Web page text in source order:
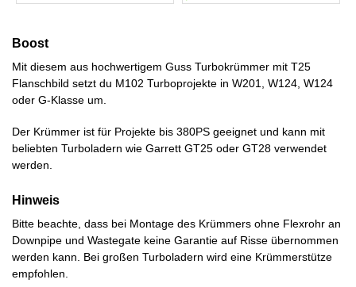
Boost
Mit diesem aus hochwertigem Guss Turbokrümmer mit T25
Flanschbild setzt du M102 Turboprojekte in W201, W124, W124
oder G-Klasse um.
Der Krümmer ist für Projekte bis 380PS geeignet und kann mit
beliebten Turboladern wie Garrett GT25 oder GT28 verwendet
werden.
Hinweis
Bitte beachte, dass bei Montage des Krümmers ohne Flexrohr an
Downpipe und Wastegate keine Garantie auf Risse übernommen
werden kann. Bei großen Turboladern wird eine Krümmerstütze
empfohlen.